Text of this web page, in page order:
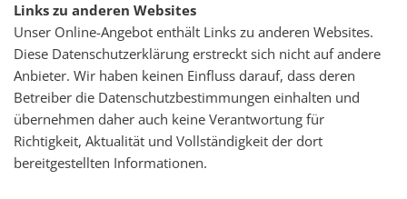
Links zu anderen Websites
Unser Online-Angebot enthält Links zu anderen Websites.
Diese Datenschutzerklärung erstreckt sich nicht auf andere
Anbieter. Wir haben keinen Einfluss darauf, dass deren
Betreiber die Datenschutzbestimmungen einhalten und
übernehmen daher auch keine Verantwortung für
Richtigkeit, Aktualität und Vollständigkeit der dort
bereitgestellten Informationen.